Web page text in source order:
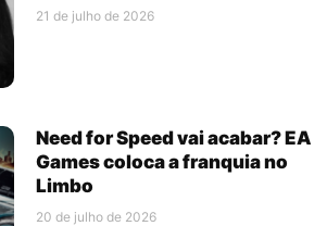
21 de julho de 2026
Need for Speed vai acabar? EA
Games coloca a franquia no
Limbo
20 de julho de 2026